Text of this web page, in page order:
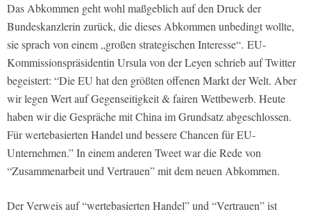
Das Abkommen geht wohl maßgeblich auf den Druck der
Bundeskanzlerin zurück, die dieses Abkommen unbedingt wollte,
sie sprach von einem „großen strategischen Interesse“. EU-
Kommissionspräsidentin Ursula von der Leyen schrieb auf Twitter
begeistert: “Die EU hat den größten offenen Markt der Welt. Aber
wir legen Wert auf Gegenseitigkeit & fairen Wettbewerb. Heute
haben wir die Gespräche mit China im Grundsatz abgeschlossen.
Für wertebasierten Handel und bessere Chancen für EU-
Unternehmen.” In einem anderen Tweet war die Rede von
“Zusammenarbeit und Vertrauen” mit dem neuen Abkommen.
Der Verweis auf “wertebasierten Handel” und “Vertrauen” ist